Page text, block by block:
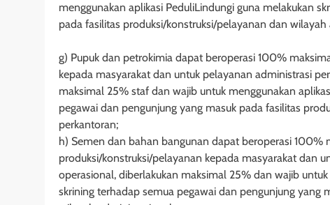
menggunakan aplikasi PeduliLindungi guna melakukan
pada fasilitas produksi/konstruksi/pelayanan dan
g) Pupuk dan petrokimia dapat beroperasi 100%
kepada masyarakat dan untuk pelayanan administrasi
maksimal 25% staf dan wajib untuk menggunakan
pegawai dan pengunjung yang masuk pada fasilitas
perkantoran;
h) Semen dan bahan bangunan dapat beroperasi 100%
produksi/konstruksi/pelayanan kepada masyarakat dan
operasional, diberlakukan maksimal 25% dan wajib
skrining terhadap semua pegawai dan pengunjung yang